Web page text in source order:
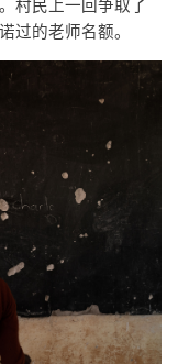
村民上一回争取了
过的老师名额。